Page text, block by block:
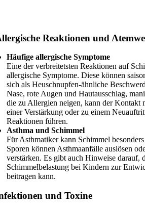
Reaktionen und
Häufige allergische Symptome
Eine der verbreitetsten Reaktionen auf
allergische Symptome. Diese können
sich als Heuschnupfen-ähnliche
Nase, rote Augen und Hautausschlag,
die zu Allergien neigen, kann der Kontakt
einer Verstärkung oder zu einem
Reaktionen führen.
Asthma und Schimmel
Für Asthmatiker kann Schimmel
Sporen können Asthmaanfälle auslösen
verstärken. Es gibt auch Hinweise darauf,
Schimmelbelastung bei Kindern zur
beitragen kann.
und Toxine